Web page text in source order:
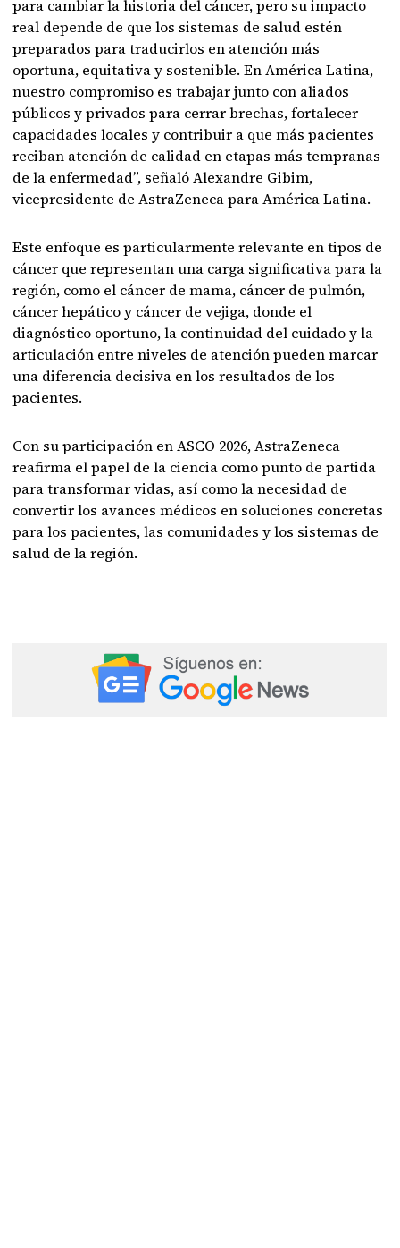
para cambiar la historia del cáncer, pero su impacto
real depende de que los sistemas de salud estén
preparados para traducirlos en atención más
oportuna, equitativa y sostenible. En América Latina,
nuestro compromiso es trabajar junto con aliados
públicos y privados para cerrar brechas, fortalecer
capacidades locales y contribuir a que más pacientes
reciban atención de calidad en etapas más tempranas
de la enfermedad”, señaló Alexandre Gibim,
vicepresidente de AstraZeneca para América Latina.
Este enfoque es particularmente relevante en tipos de
cáncer que representan una carga significativa para la
región, como el cáncer de mama, cáncer de pulmón,
cáncer hepático y cáncer de vejiga, donde el
diagnóstico oportuno, la continuidad del cuidado y la
articulación entre niveles de atención pueden marcar
una diferencia decisiva en los resultados de los
pacientes.
Con su participación en ASCO 2026, AstraZeneca
reafirma el papel de la ciencia como punto de partida
para transformar vidas, así como la necesidad de
convertir los avances médicos en soluciones concretas
para los pacientes, las comunidades y los sistemas de
salud de la región.